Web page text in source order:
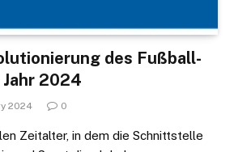
des Fußball-
2024
2024 0
Zeitalter, in dem die Schnittstelle